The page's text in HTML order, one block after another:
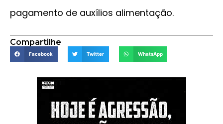
pagamento de auxílios alimentação.
Compartilhe
Facebook Twitter WhatsApp